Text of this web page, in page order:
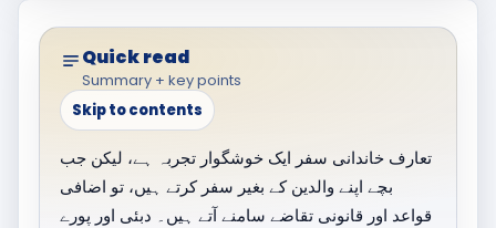
Quick read
Summary + key points
Skip to contents
تعارف خاندانی سفر ایک خوشگوار تجربہ ہے، لیکن جب
بچے اپنے والدین کے بغیر سفر کرتے ہیں، تو اضافی
قواعد اور قانونی تقاضے سامنے آتے ہیں۔ دبئی اور پورے